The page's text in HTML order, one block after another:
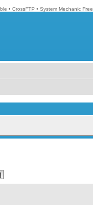
• CrossFTP • System Mechanic Free